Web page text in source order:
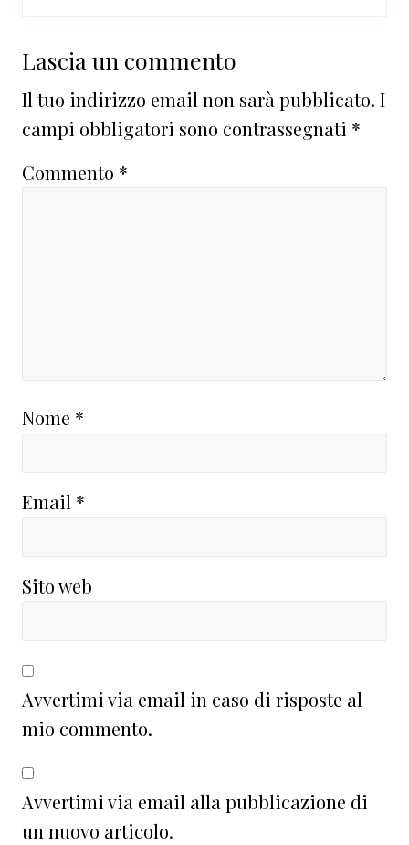
Interazioni
del
lettore
Lascia un commento
Il tuo indirizzo email non sarà pubblicato. I
campi obbligatori sono contrassegnati *
Commento *
Nome *
Email *
Sito web
Avvertimi via email in caso di risposte al
mio commento.
Avvertimi via email alla pubblicazione di
un nuovo articolo.